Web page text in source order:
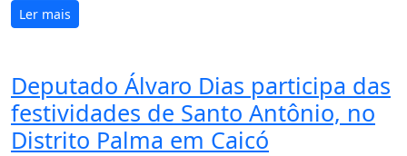
Ler mais
Deputado Álvaro Dias participa das
festividades de Santo Antônio, no
Distrito Palma em Caicó